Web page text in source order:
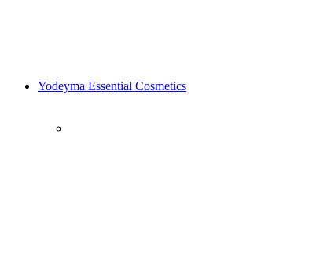
Yodeyma Essential Cosmetics